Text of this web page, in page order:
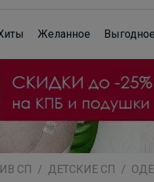
Желанное Выгодное
СП ДЕТСКИЕ СП